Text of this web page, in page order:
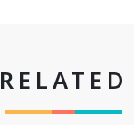
RELATED